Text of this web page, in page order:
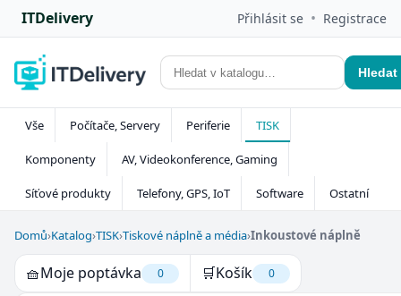
ITDelivery Přihlásit se • Registrace
Hledat
Vše Počítače, Servery Periferie TISK
Komponenty AV, Videokonference, Gaming
Síťové produkty Telefony, GPS, IoT Software Ostatní
Domů›Katalog›TISK›Tiskové náplně a média›Inkoustové náplně
🧺Moje poptávka 0 🛒Košík 0